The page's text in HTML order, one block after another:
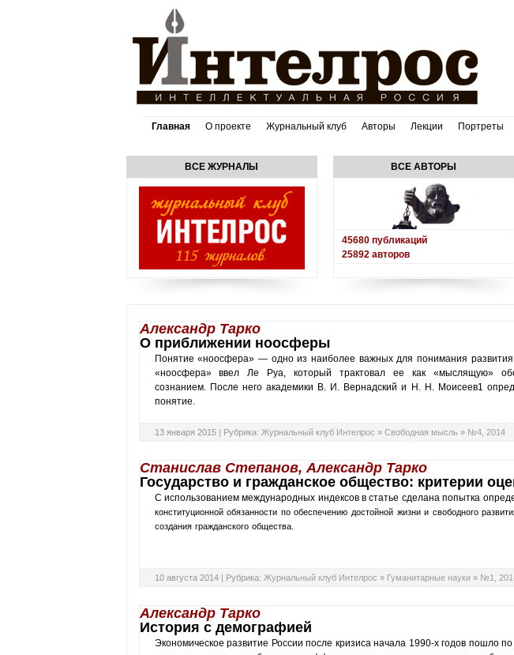
Главная О проекте Журнальный клуб Авторы Лекции Портреты
ВСЕ ЖУРНАЛЫ ВСЕ АВТОРЫ
45680публикаций
25892авторов
Александр Тарко
О приближении ноосферы
Понятие «ноосфера» — одно из наиболее важных для понимания
«ноосфера» ввел Ле Руа, который трактовал ее как «мыслящую»
сознанием. После него академики В. И. Вернадский и Н. Н. Моисеев1
понятие.
13 января 2015 | Рубрика: Журнальный клуб Интелрос » Свободная мысль » №4, 2014
Станислав Степанов, Александр Тарко
Государство и гражданское общество: критерии
С использованием международных индексов в статье сделана попытка
конституционной обязанности по обеспечению достойной жизни и свободного
создания гражданского общества.
10 августа 2014 | Рубрика: Журнальный клуб Интелрос » Гуманитарные науки» №1,
Александр Тарко
История с демографией
Экономическое развитие России после кризиса начала 1990-х годов пошло